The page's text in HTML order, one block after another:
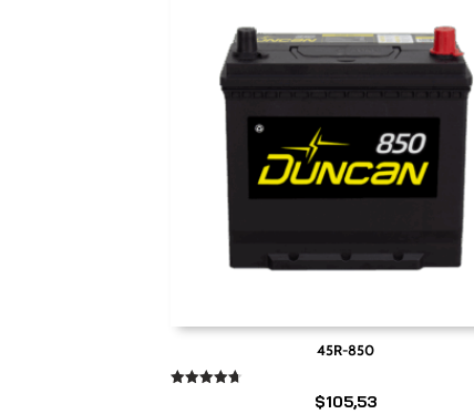
45R-850
$105,53